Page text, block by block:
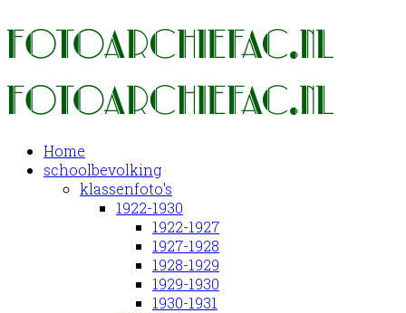
Home
schoolbevolking
klassenfoto's
1922-1930
1922-1927
1927-1928
1928-1929
1929-1930
1930-1931